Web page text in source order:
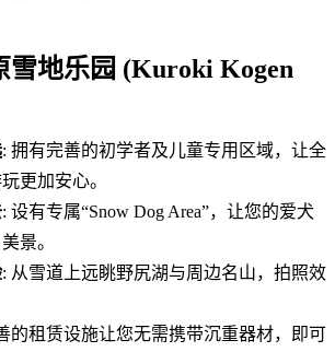
雪地乐园 (Kuroki Kogen
: 拥有完善的初学者及儿童专用区域，让全
更加安心。
: 设有专属“Snow Dog Area”，让您的爱犬
景。
: 从雪道上远眺野尻湖与周边名山，拍照效
的租赁设施让您无需携带沉重器材，即可